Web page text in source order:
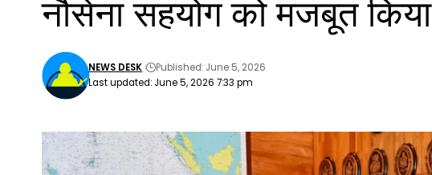
नौसेना सहयोग को मजबूत किया
Last updated: June 5, 2026 7:33 pm
NEWS DESK Published: June 5, 2026